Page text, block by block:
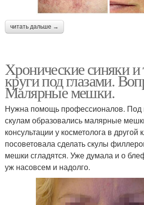
читать дальше →
Хронические синяки
круги под глазами.
Малярные мешки.
Нужна помощь профессионалов. Под
скулам образовались малярные
консультации у косметолога в другой
посоветовала сделать скулы
мешки сгладятся. Уже думала и о
уж насовсем и надолго.